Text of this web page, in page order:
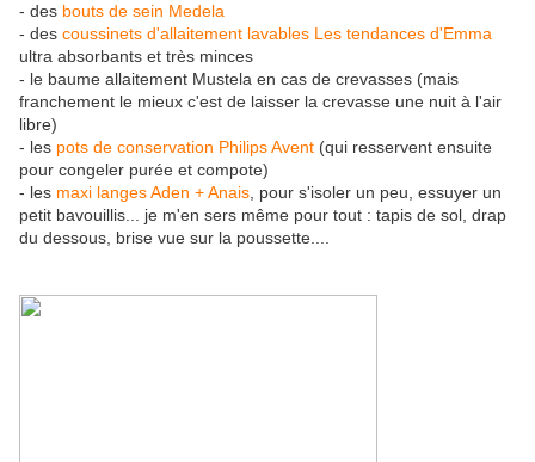
- des bouts de sein Medela
- des coussinets d'allaitement lavables Les tendances d'Emma
ultra absorbants et très minces
- le baume allaitement Mustela en cas de crevasses (mais
franchement le mieux c'est de laisser la crevasse une nuit à l'air
libre)
- les pots de conservation Philips Avent (qui resservent ensuite
pour congeler purée et compote)
- les maxi langes Aden + Anais , pour s'isoler un peu, essuyer un
petit bavouillis... je m'en sers même pour tout : tapis de sol, drap
du dessous, brise vue sur la poussette....